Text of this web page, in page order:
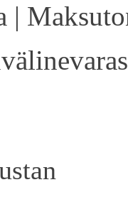
|